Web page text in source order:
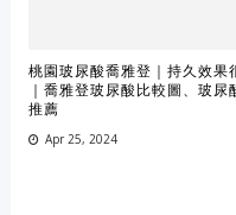
桃園玻尿酸喬雅登｜持久效果
｜喬雅登玻尿酸比較圖、玻
推薦
Apr 25, 2024